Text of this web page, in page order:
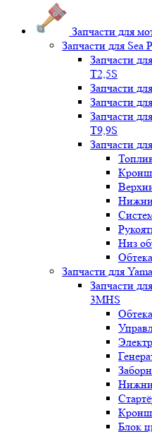
Запчасти для
Запчасти для Sea
Запчасти
Т2,5S
Запчасти
Запчасти
Запчасти
T9,9S
Запчасти
Низ
Запчасти для
Запчасти
3MHS
Блок